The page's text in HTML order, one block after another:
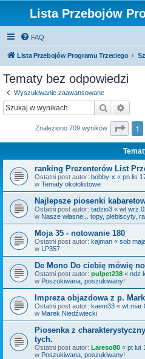
Lista Przebojów
FAQ
Lista Przebojów Programu Trzeciego
Tematy bez odpowiedzi
Wyszukiwanie zaawansowane
Szukaj
Znaleziono 709 wyników 1
ranking Prezenterów List
Ostatni post autor: bobby-x « pn lis
w Tematy okołolistowe
Najlepsze piosenki
Ostatni post autor: tadzio3 « wt wrz
w Nasze własne... topy, plebiscyty,
Moja 35 - notowanie 180
Ostatni post autor: kajman « sob
w LP357
De Mono Do ciebię mówię
Ostatni post autor: pulpet238 « ndz
w Poszukiwana, poszukiwany!
Impreza objazdowa z p.
Ostatni post autor: kaem33 « wt mar
w Marek Niedźwiecki
Piosenka z
tych.
Ostatni post autor: Lareso80 « pt lut
w Poszukiwana, poszukiwany!